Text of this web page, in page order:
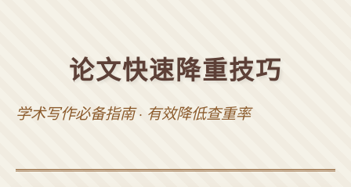
论文快速降重技巧
学术写作必备指南 · 有效降低查重率